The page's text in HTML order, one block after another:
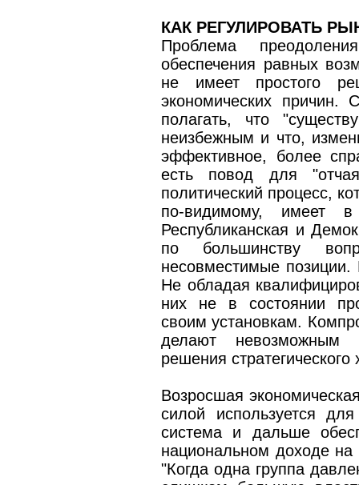
КАК РЕГУЛИРОВАТЬ
Проблема
обеспечения равных
не имеет простого
экономических причин.
полагать, что
неизбежным и что,
эффективное, более
есть повод для
политический процесс,
по-видимому, имеет
Республиканская и
по большинству
несовместимые
Не обладая
них не в состоянии
своим установкам.
делают невозможным
решения стратегического
Возросшая
силой используется
система и дальше
национальном доходе
"Когда одна группа